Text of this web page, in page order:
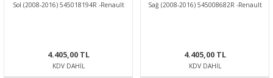
Sol (2008-2016) 545018194R -Renault
4.405,00 TL
KDV DAHIL
Sağ (2008-2016) 545008682R -Renault
4.405,00 TL
KDV DAHIL